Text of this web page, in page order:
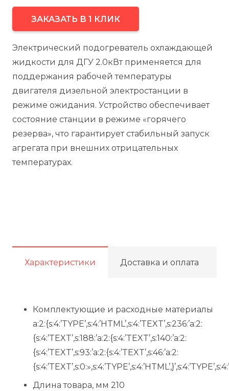
ЗАКАЗАТЬ В 1 КЛИК
Электрический подогреватель охлаждающей
жидкости для ДГУ 2.0кВт применяется для
поддержания рабочей температуры
двигателя дизельной электростанции в
режиме ожидания. Устройство обеспечивает
состояние станции в режиме «горячего
резерва», что гарантирует стабильный запуск
агрегата при внешних отрицательных
температурах.
Характеристики Доставка и оплата
Комплектующие и расходные материалы
a:2:{s:4:’TYPE’,s:4:’HTML’,s:4:’TEXT’,s:236:’a:2:
{s:4:’TEXT’,s:188:’a:2:{s:4:’TEXT’,s:140:’a:2:
{s:4:’TEXT’,s:93:’a:2:{s:4:’TEXT’,s:46:’a:2:
Длина товара, мм 210